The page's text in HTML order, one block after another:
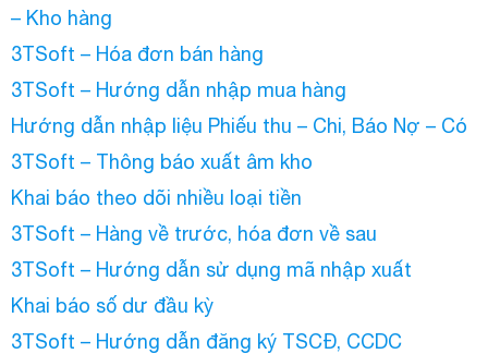
– Kho hàng
3TSoft – Hóa đơn bán hàng
3TSoft – Hướng dẫn nhập mua hàng
Hướng dẫn nhập liệu Phiếu thu – Chi, Báo Nợ – Có
3TSoft – Thông báo xuất âm kho
Khai báo theo dõi nhiều loại tiền
3TSoft – Hàng về trước, hóa đơn về sau
3TSoft – Hướng dẫn sử dụng mã nhập xuất
Khai báo số dư đầu kỳ
3TSoft – Hướng dẫn đăng ký TSCĐ, CCDC